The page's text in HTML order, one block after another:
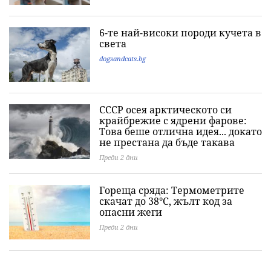
6-те най-високи породи кучета в
света
dogsandcats.bg
СССР осея арктическото си
крайбрежие с ядрени фарове:
Това беше отлична идея... докато
не престана да бъде такава
Преди 2 дни
Гореща сряда: Термометрите
скачат до 38°C, жълт код за
опасни жеги
Преди 2 дни